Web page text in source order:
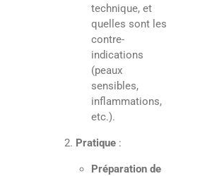
technique, et
quelles sont les
contre-
indications
(peaux
sensibles,
inflammations,
etc.).
Pratique:
Préparation de